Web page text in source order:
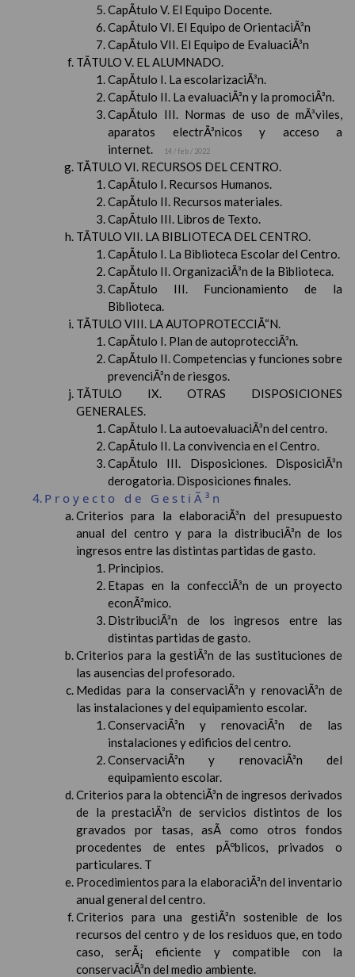
CapÃ­tulo V. El Equipo Docente.
CapÃ­tulo VI. El Equipo de OrientaciÃ³n
CapÃ­tulo VII. El Equipo de EvaluaciÃ³n
TÃTULO V. EL ALUMNADO.
CapÃ­tulo I. La escolarizaciÃ³n.
CapÃ­tulo II. La evaluaciÃ³n y la promociÃ³n.
CapÃ­tulo III. Normas de uso de mÃ³viles,
aparatos electrÃ³nicos y acceso a
internet.
14 / feb / 2022
TÃTULO VI. RECURSOS DEL CENTRO.
CapÃ­tulo I. Recursos Humanos.
CapÃ­tulo II. Recursos materiales.
CapÃ­tulo III. Libros de Texto.
TÃTULO VII. LA BIBLIOTECA DEL CENTRO.
CapÃ­tulo I. La Biblioteca Escolar del Centro.
CapÃ­tulo II. OrganizaciÃ³n de la Biblioteca.
CapÃ­tulo III. Funcionamiento de la
Biblioteca.
TÃTULO VIII. LA AUTOPROTECCIÃ“N.
CapÃ­tulo I. Plan de autoprotecciÃ³n.
CapÃ­tulo II. Competencias y funciones sobre
prevenciÃ³n de riesgos.
TÃTULO IX. OTRAS DISPOSICIONES
GENERALES.
CapÃ­tulo I. La autoevaluaciÃ³n del centro.
CapÃ­tulo II. La convivencia en el Centro.
CapÃ­tulo III. Disposiciones. DisposiciÃ³n
derogatoria. Disposiciones finales.
Proyecto de GestiÃ³n
Criterios para la elaboraciÃ³n del presupuesto
anual del centro y para la distribuciÃ³n de los
ingresos entre las distintas partidas de gasto.
Principios.
Etapas en la confecciÃ³n de un proyecto
econÃ³mico.
DistribuciÃ³n de los ingresos entre las
distintas partidas de gasto.
Criterios para la gestiÃ³n de las sustituciones de
las ausencias del profesorado.
Medidas para la conservaciÃ³n y renovaciÃ³n de
las instalaciones y del equipamiento escolar.
ConservaciÃ³n y renovaciÃ³n de las
instalaciones y edificios del centro.
ConservaciÃ³n y renovaciÃ³n del
equipamiento escolar.
Criterios para la obtenciÃ³n de ingresos derivados
de la prestaciÃ³n de servicios distintos de los
gravados por tasas, asÃ­ como otros fondos
procedentes de entes pÃºblicos, privados o
particulares. T
Procedimientos para la elaboraciÃ³n del inventario
anual general del centro.
Criterios para una gestiÃ³n sostenible de los
recursos del centro y de los residuos que, en todo
caso, serÃ¡ eficiente y compatible con la
conservaciÃ³n del medio ambiente.